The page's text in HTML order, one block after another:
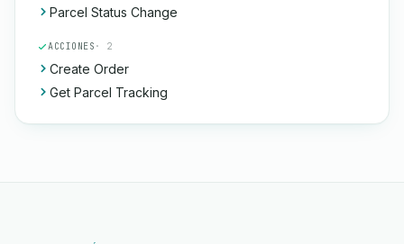
Parcel Status Change
ACCIONES · 2
Create Order
Get Parcel Tracking